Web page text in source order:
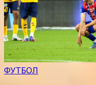
ФУТБОЛ